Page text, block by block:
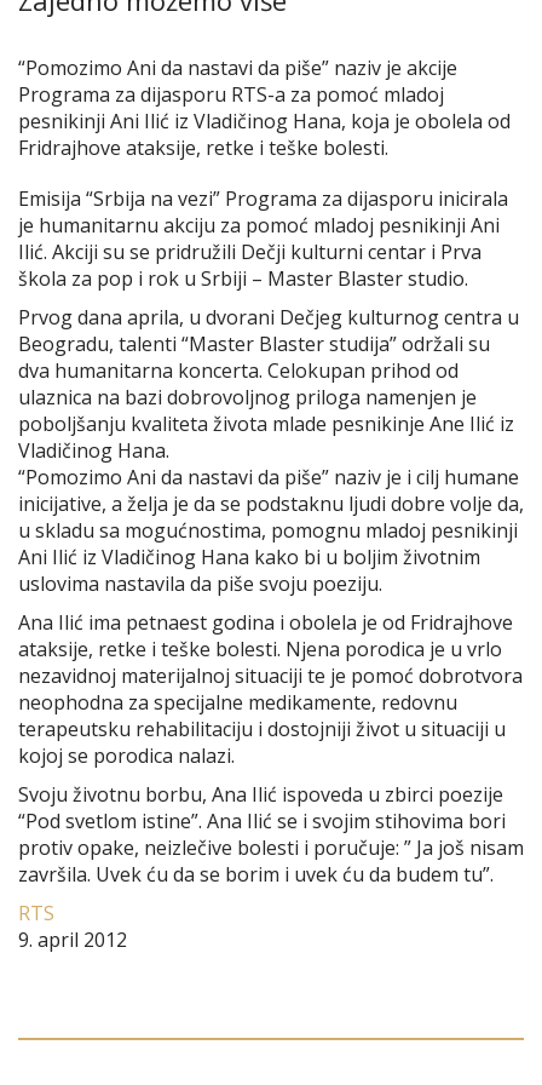
“Pomozimo Ani da nastavi da piše” naziv je akcije
Programa za dijasporu RTS-a za pomoć mladoj
pesnikinji Ani Ilić iz Vladičinog Hana, koja je obolela od
Fridrajhove ataksije, retke i teške bolesti.
Emisija “Srbija na vezi” Programa za dijasporu inicirala
je humanitarnu akciju za pomoć mladoj pesnikinji Ani
Ilić. Akciji su se pridružili Dečji kulturni centar i Prva
škola za pop i rok u Srbiji – Master Blaster studio.
Prvog dana aprila, u dvorani Dečjeg kulturnog centra u
Beogradu, talenti “Master Blaster studija” održali su
dva humanitarna koncerta. Celokupan prihod od
ulaznica na bazi dobrovoljnog priloga namenjen je
poboljšanju kvaliteta života mlade pesnikinje Ane Ilić iz
Vladičinog Hana.
“Pomozimo Ani da nastavi da piše” naziv je i cilj humane
inicijative, a želja je da se podstaknu ljudi dobre volje da,
u skladu sa mogućnostima, pomognu mladoj pesnikinji
Ani Ilić iz Vladičinog Hana kako bi u boljim životnim
uslovima nastavila da piše svoju poeziju.
Ana Ilić ima petnaest godina i obolela je od Fridrajhove
ataksije, retke i teške bolesti. Njena porodica je u vrlo
nezavidnoj materijalnoj situaciji te je pomoć dobrotvora
neophodna za specijalne medikamente, redovnu
terapeutsku rehabilitaciju i dostojniji život u situaciji u
kojoj se porodica nalazi.
Svoju životnu borbu, Ana Ilić ispoveda u zbirci poezije
“Pod svetlom istine”. Ana Ilić se i svojim stihovima bori
protiv opake, neizlečive bolesti i poručuje: ” Ja još nisam
završila. Uvek ću da se borim i uvek ću da budem tu”.
RTS
9. april 2012